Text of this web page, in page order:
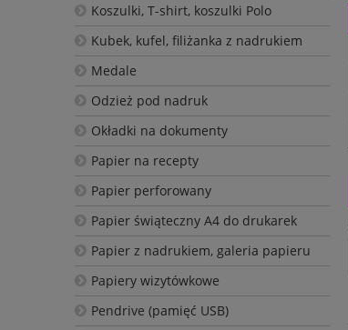
Koszulki, T-shirt, koszulki Polo
Kubek, kufel, filiżanka z nadrukiem
Medale
Odzież pod nadruk
Okładki na dokumenty
Papier na recepty
Papier perforowany
Papier świąteczny A4 do drukarek
Papier z nadrukiem, galeria papieru
Papiery wizytówkowe
Pendrive (pamięć USB)